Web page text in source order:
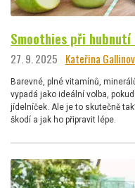
Smoothies při
27. 9. 2025 Kateřina
Barevné, plné vitamínů,
vypadá jako ideální volba,
jídelníček. Ale je to skutečně
škodí a jak ho připravit lépe.